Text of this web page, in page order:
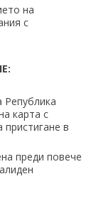
на
с
Република
карта с
в
преди повече